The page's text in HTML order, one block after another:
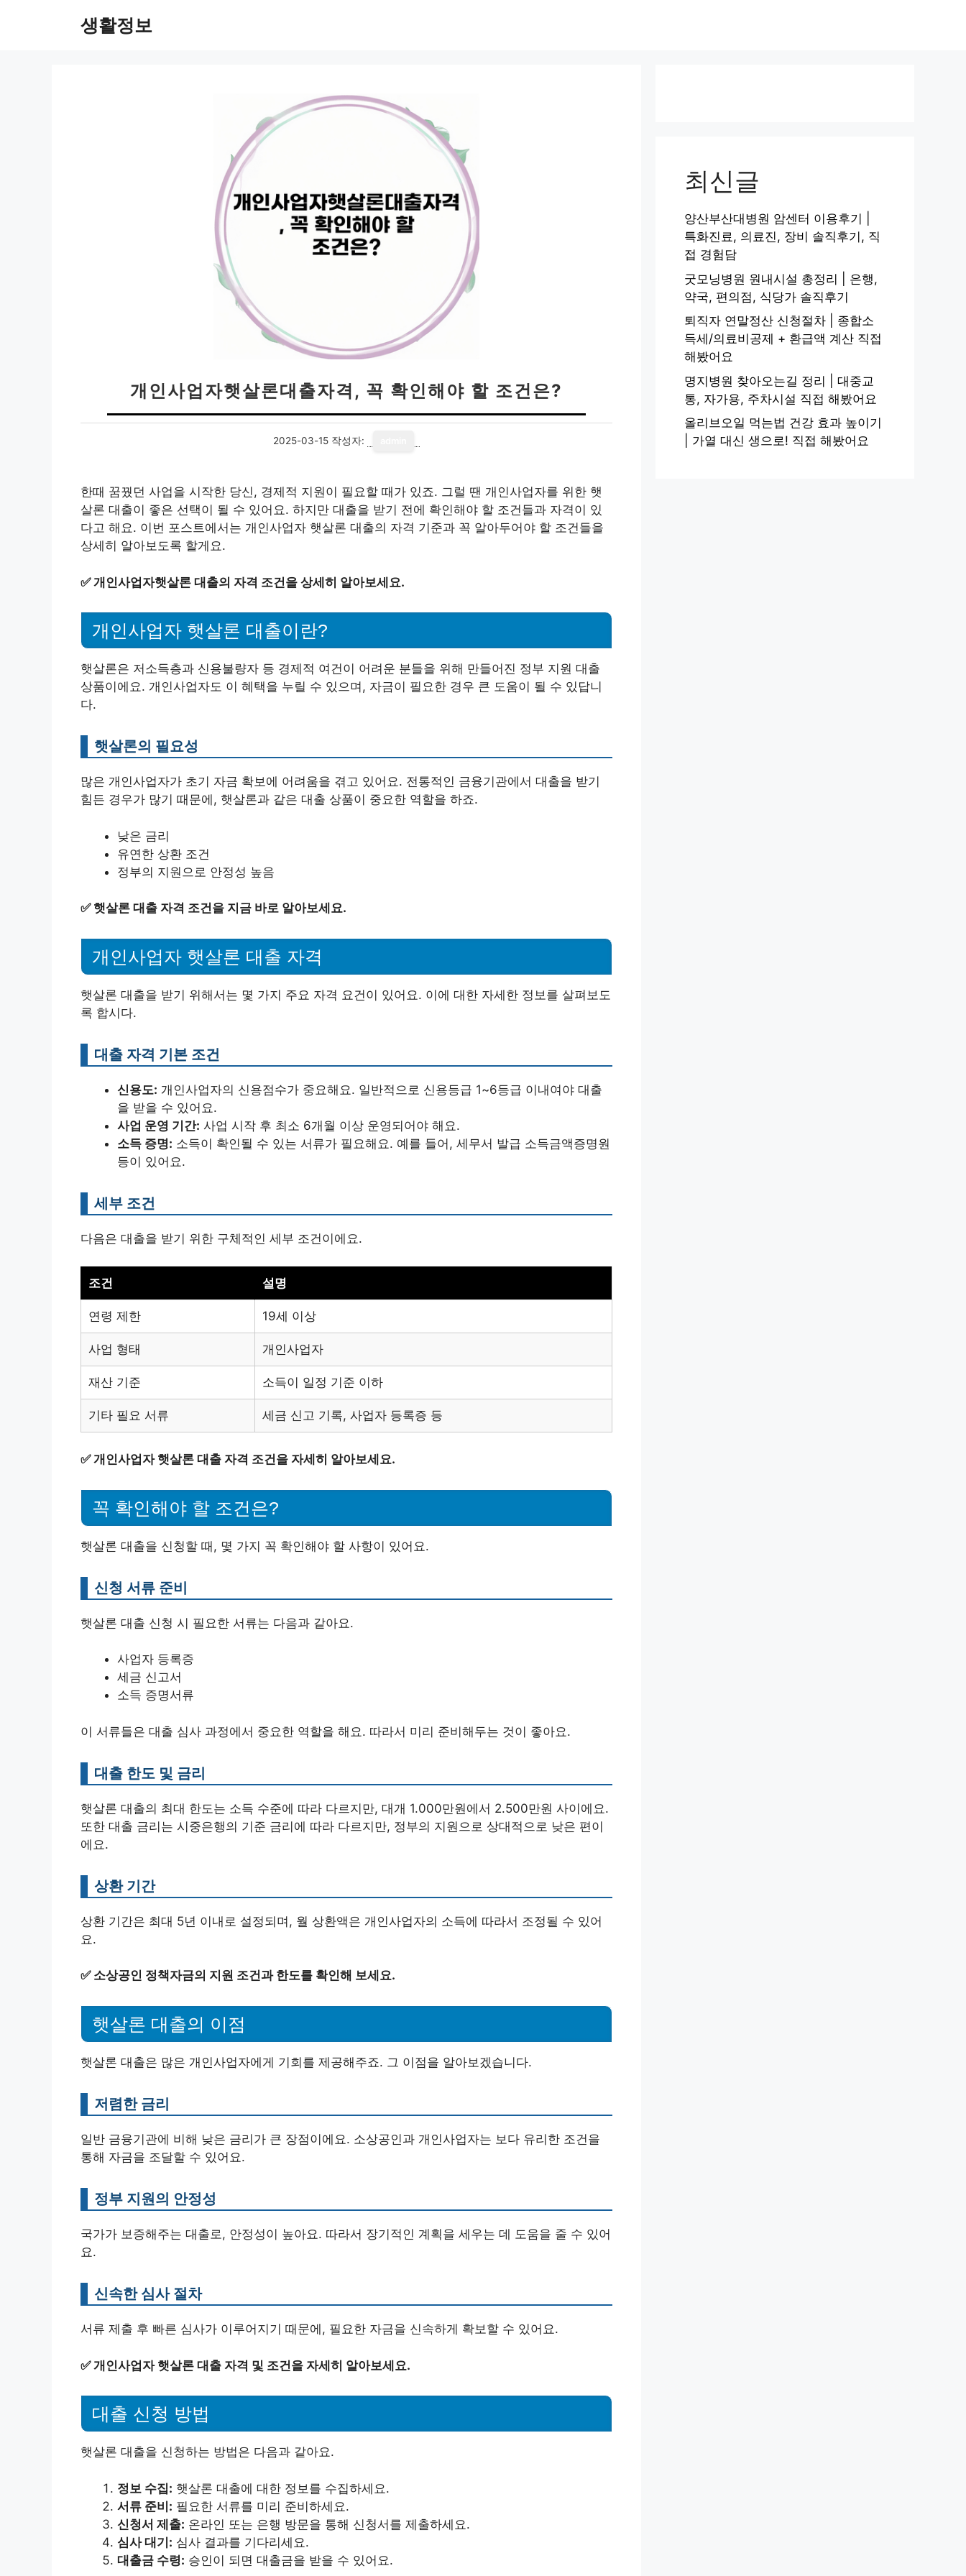
생활정보
개인사업자햇살론대출자격, 꼭 확인해야 할 조건은?
2025-03-15 작성자:
한때 꿈꿨던 사업을 시작한 당신, 경제적 지원이 필요할 때가 있죠. 그럴 땐 개인사업자를 위한 햇
살론 대출이 좋은 선택이 될 수 있어요. 하지만 대출을 받기 전에 확인해야 할 조건들과 자격이 있
다고 해요. 이번 포스트에서는 개인사업자 햇살론 대출의 자격 기준과 꼭 알아두어야 할 조건들을
상세히 알아보도록 할게요.
✅개인사업자햇살론 대출의 자격 조건을 상세히 알아보세요.
개인사업자 햇살론 대출이란?
햇살론은 저소득층과 신용불량자 등 경제적 여건이 어려운 분들을 위해 만들어진 정부 지원 대출
상품이에요. 개인사업자도 이 혜택을 누릴 수 있으며, 자금이 필요한 경우 큰 도움이 될 수 있답니
다.
햇살론의 필요성
많은 개인사업자가 초기 자금 확보에 어려움을 겪고 있어요. 전통적인 금융기관에서 대출을 받기
힘든 경우가 많기 때문에, 햇살론과 같은 대출 상품이 중요한 역할을 하죠.
낮은 금리
유연한 상환 조건
정부의 지원으로 안정성 높음
✅ 햇살론 대출 자격 조건을 지금 바로 알아보세요.
개인사업자 햇살론 대출 자격
햇살론 대출을 받기 위해서는 몇 가지 주요 자격 요건이 있어요. 이에 대한 자세한 정보를 살펴보도
록 합시다.
대출 자격 기본 조건
신용도: 개인사업자의 신용점수가 중요해요. 일반적으로 신용등급 1~6등급 이내여야 대출
을 받을 수 있어요.
사업 운영 기간: 사업 시작 후 최소 6개월 이상 운영되어야 해요.
소득 증명: 소득이 확인될 수 있는 서류가 필요해요. 예를 들어, 세무서 발급 소득금액증명원
등이 있어요.
세부 조건
다음은 대출을 받기 위한 구체적인 세부 조건이에요.
조건 설명
연령 제한 19세 이상
사업 형태 개인사업자
재산 기준 소득이 일정 기준 이하
기타 필요 서류 세금 신고 기록, 사업자 등록증 등
✅개인사업자 햇살론 대출 자격 조건을 자세히 알아보세요.
꼭 확인해야 할 조건은?
햇살론 대출을 신청할 때, 몇 가지 꼭 확인해야 할 사항이 있어요.
신청 서류 준비
햇살론 대출 신청 시 필요한 서류는 다음과 같아요.
사업자 등록증
세금 신고서
소득 증명서류
이 서류들은 대출 심사 과정에서 중요한 역할을 해요. 따라서 미리 준비해두는 것이 좋아요.
대출 한도 및 금리
햇살론 대출의 최대 한도는 소득 수준에 따라 다르지만, 대개 1.000만원에서 2.500만원 사이에요.
또한 대출 금리는 시중은행의 기준 금리에 따라 다르지만, 정부의 지원으로 상대적으로 낮은 편이
에요.
상환 기간
상환 기간은 최대 5년 이내로 설정되며, 월 상환액은 개인사업자의 소득에 따라서 조정될 수 있어
요.
✅ 소상공인 정책자금의 지원 조건과 한도를 확인해 보세요.
햇살론 대출의 이점
햇살론 대출은 많은 개인사업자에게 기회를 제공해주죠. 그 이점을 알아보겠습니다.
저렴한 금리
일반 금융기관에 비해 낮은 금리가 큰 장점이에요. 소상공인과 개인사업자는 보다 유리한 조건을
통해 자금을 조달할 수 있어요.
정부 지원의 안정성
국가가 보증해주는 대출로, 안정성이 높아요. 따라서 장기적인 계획을 세우는 데 도움을 줄 수 있어
요.
신속한 심사 절차
서류 제출 후 빠른 심사가 이루어지기 때문에, 필요한 자금을 신속하게 확보할 수 있어요.
✅개인사업자 햇살론 대출 자격 및 조건을 자세히 알아보세요.
대출 신청 방법
햇살론 대출을 신청하는 방법은 다음과 같아요.
정보 수집: 햇살론 대출에 대한 정보를 수집하세요.
서류 준비: 필요한 서류를 미리 준비하세요.
신청서 제출: 온라인 또는 은행 방문을 통해 신청서를 제출하세요.
심사 대기: 심사 결과를 기다리세요.
대출금 수령: 승인이 되면 대출금을 받을 수 있어요.
최신글
양산부산대병원 암센터 이용후기 |
특화진료, 의료진, 장비 솔직후기, 직
접 경험담
굿모닝병원 원내시설 총정리 | 은행,
약국, 편의점, 식당가 솔직후기
퇴직자 연말정산 신청절차 | 종합소
득세/의료비공제 + 환급액 계산 직접
해봤어요
명지병원 찾아오는길 정리 | 대중교
통, 자가용, 주차시설 직접 해봤어요
올리브오일 먹는법 건강 효과 높이기
| 가열 대신 생으로! 직접 해봤어요